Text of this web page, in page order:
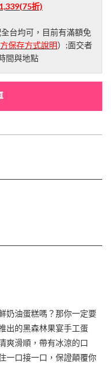
(75折)
台均可，目前有滿額免
保存方式說明）;面交者
間與地點
奶油蛋糕嗎？那你一定要
出的黑森林果宴手工蛋
爽滑順，帶有冰涼的口
一口接一口，保證顛覆你